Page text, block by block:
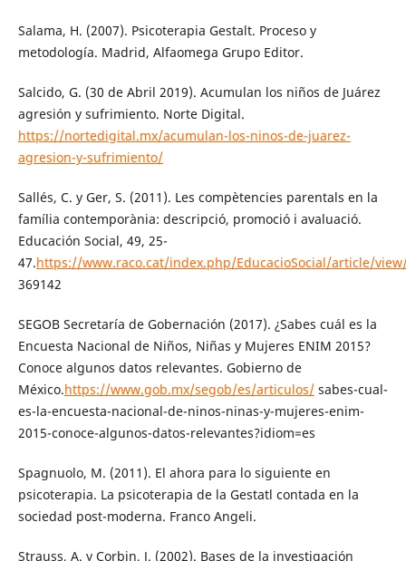
Salama, H. (2007). Psicoterapia Gestalt. Proceso y
metodología. Madrid, Alfaomega Grupo Editor.
Salcido, G. (30 de Abril 2019). Acumulan los niños de Juárez
agresión y sufrimiento. Norte Digital.
https://nortedigital.mx/acumulan-los-ninos-de-juarez-
agresion-y-sufrimiento/
Sallés, C. y Ger, S. (2011). Les compètencies parentals en la
família contemporània: descripció, promoció i avaluació.
Educación Social, 49, 25-
47.https://www.raco.cat/index.php/EducacioSocial/article/
369142
SEGOB Secretaría de Gobernación (2017). ¿Sabes cuál es la
Encuesta Nacional de Niños, Niñas y Mujeres ENIM 2015?
Conoce algunos datos relevantes. Gobierno de
México.https://www.gob.mx/segob/es/articulos/sabes-cual-
es-la-encuesta-nacional-de-ninos-ninas-y-mujeres-enim-
2015-conoce-algunos-datos-relevantes?idiom=es
Spagnuolo, M. (2011). El ahora para lo siguiente en
psicoterapia. La psicoterapia de la Gestatl contada en la
sociedad post-moderna. Franco Angeli.
Strauss, A. y Corbin, J. (2002). Bases de la investigación